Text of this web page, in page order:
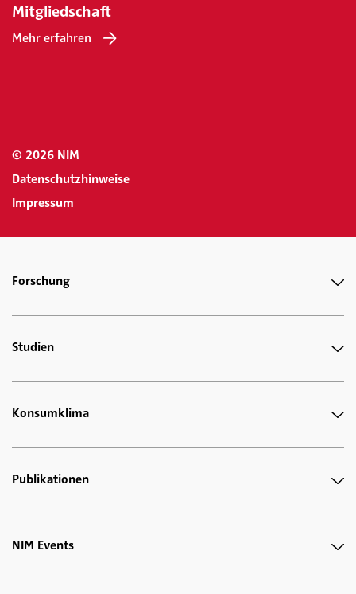
Mitgliedschaft
Mehr erfahren
© 2026 NIM
Datenschutzhinweise
Impressum
Forschung
Studien
Konsumklima
Publikationen
NIM Events